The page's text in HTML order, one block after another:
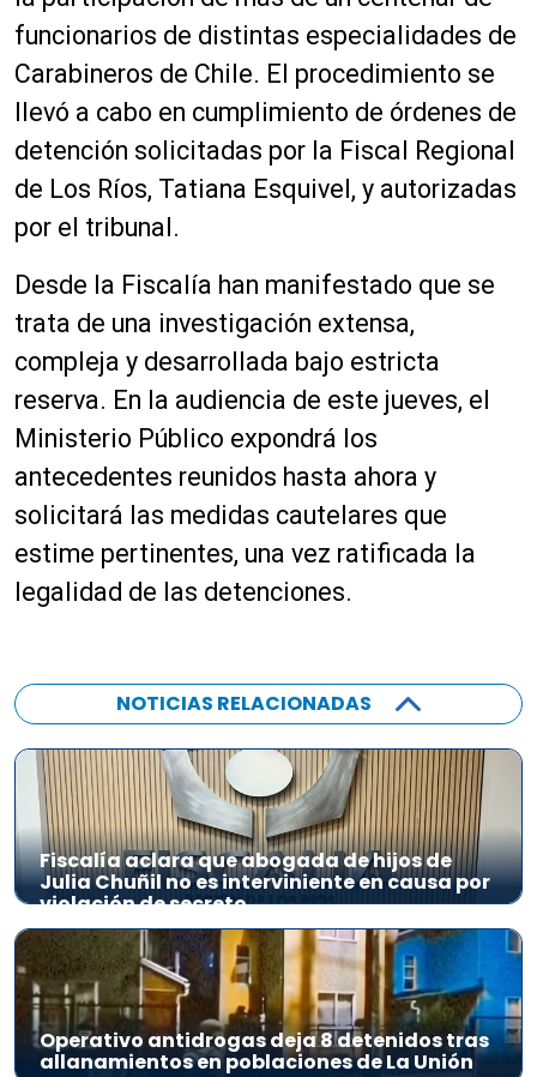
funcionarios de distintas especialidades de
Carabineros de Chile. El procedimiento se
llevó a cabo en cumplimiento de órdenes de
detención solicitadas por la Fiscal Regional
de Los Ríos, Tatiana Esquivel, y autorizadas
por el tribunal.
Desde la Fiscalía han manifestado que se
trata de una investigación extensa,
compleja y desarrollada bajo estricta
reserva. En la audiencia de este jueves, el
Ministerio Público expondrá los
antecedentes reunidos hasta ahora y
solicitará las medidas cautelares que
estime pertinentes, una vez ratificada la
legalidad de las detenciones.
NOTICIAS RELACIONADAS
Fiscalía aclara que abogada de hijos de
Julia Chuñil no es interviniente en causa por
violación de secreto
Operativo antidrogas deja 8 detenidos tras
allanamientos en poblaciones de La Unión